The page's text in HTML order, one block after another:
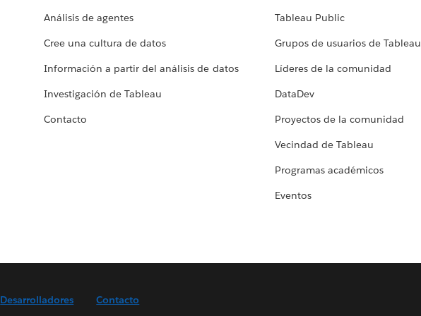
Análisis de agentes
Cree una cultura de datos
Información a partir del análisis de datos
Investigación de Tableau
Contacto
Tableau Public
Grupos de usuarios de Tableau
Líderes de la comunidad
DataDev
Proyectos de la comunidad
Vecindad de Tableau
Programas académicos
Eventos
Desarrolladores Contacto